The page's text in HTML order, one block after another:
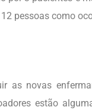
pessoas como
as novas
estão